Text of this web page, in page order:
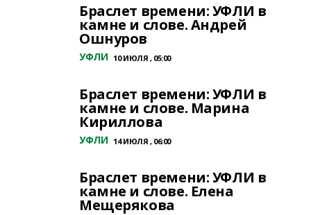
Браслет времени: УФЛИ в
камне и слове. Андрей
Ошнуров
УФЛИ 10 ИЮЛЯ , 05:00
Браслет времени: УФЛИ в
камне и слове. Марина
Кириллова
УФЛИ 14 ИЮЛЯ , 06:00
Браслет времени: УФЛИ в
камне и слове. Елена
Мещерякова